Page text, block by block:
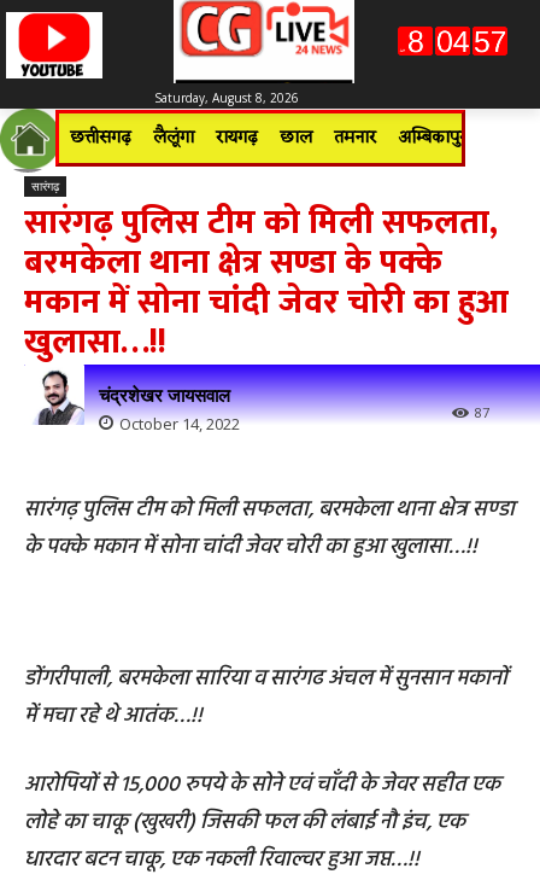
Saturday, August 8, 2026
छत्तीसगढ़ लैलूंगा रायगढ़ छाल तमनार अम्बिकापुर
सारंगढ़
सारंगढ़ पुलिस टीम को मिली सफलता,
बरमकेला थाना क्षेत्र सण्डा के पक्के
मकान में सोना चांदी जेवर चोरी का हुआ
खुलासा…!!
चंद्रशेखर जायसवाल
October 14, 2022 87
सारंगढ़ पुलिस टीम को मिली सफलता, बरमकेला थाना क्षेत्र सण्डा
के पक्के मकान में सोना चांदी जेवर चोरी का हुआ खुलासा…!!
डोंगरीपाली, बरमकेला सारिया व सारंगढ अंचल में सुनसान मकानों
में मचा रहे थे आतंक…!!
आरोपियों से 15,000 रुपये के सोने एवं चाँदी के जेवर सहीत एक
लोहे का चाकू (खुखरी) जिसकी फल की लंबाई नौ इंच, एक
धारदार बटन चाकू, एक नकली रिवाल्वर हुआ जप्त…!!